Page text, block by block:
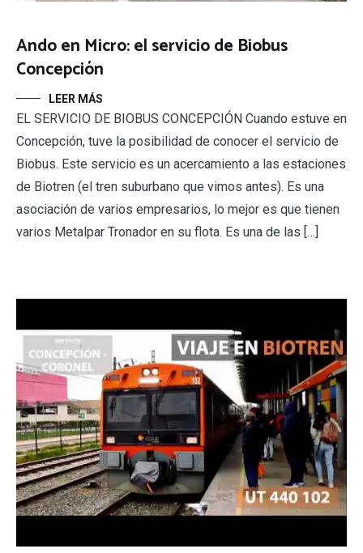
Ando en Micro: el servicio de Biobus
Concepción
LEER MÁS
EL SERVICIO DE BIOBUS CONCEPCIÓN Cuando estuve en
Concepción, tuve la posibilidad de conocer el servicio de
Biobus. Este servicio es un acercamiento a las estaciones
de Biotren (el tren suburbano que vimos antes). Es una
asociación de varios empresarios, lo mejor es que tienen
varios Metalpar Tronador en su flota. Es una de las […]